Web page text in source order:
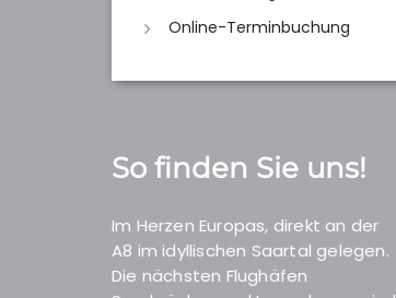
Online-Terminbuchung
So finden Sie uns!
Im Herzen Europas, direkt an der
A8 im idyllischen Saartal gelegen.
Die nächsten Flughäfen